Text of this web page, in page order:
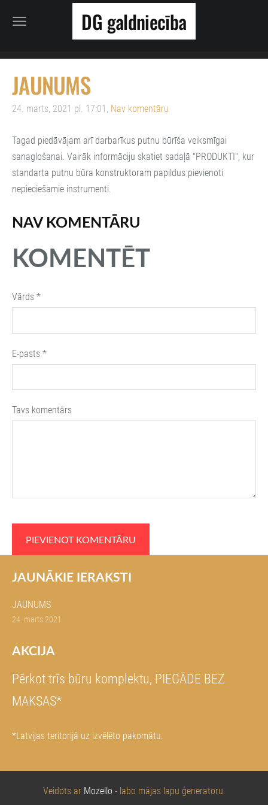
DG galdniecība
JAUNĀKIE IERAKSTI
JAUNUMS
24. marts 2021
AKCIJA
Pērkot trīs būru komplektu, PIEGĀDE BEZ
MAKSAS*
*Latvijas teritorijā uz izvēlēto pakomātu.
JAUNUMS
24. marts, 2021 pl. 17:01, Nav komentāru
Tagad piedāvājam arī darbarīkus putnu būrīša veiksmīgai
sanaglošanai. Vairāk informāciju skatiet sadaļā "PRODUKTI", kur
standarta putnu būra konstruktoram papildus pievienoti
nepieciešamie instrumenti.
NAV KOMENTĀRU
KOMENTĒT
Vārds *
E-pasts *
Tavs komentārs
Veidots ar Mozello - labo mājas lapu ģeneratoru.